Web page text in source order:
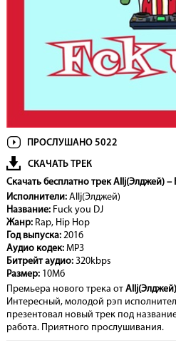
ПРОСЛУШАНО 5022
СКАЧАТЬ ТРЕК
Скачать бесплатно трек Allj(Элджей) –
Исполнители:Allj(Элджей)
Название:Fuck you DJ
Жанр:Rap, Hip Hop
Год выпуска:2016
Аудио кодек:MP3
Битрейт аудио:320kbps
Размер:10Мб
Премьера нового трека от Allj(Элджей)
Интересный, молодой рэп
презентовал новый трек под
работа. Приятного прослушивания.